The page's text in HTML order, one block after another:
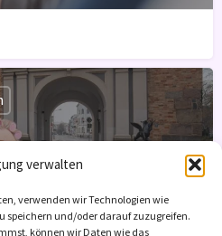
verwalten
verwenden wir Technologien wie
speichern und/oder darauf zuzugreifen.
können wir Daten wie das
GmbH
10